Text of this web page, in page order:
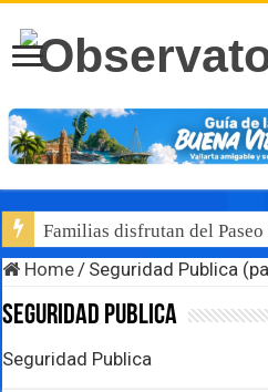
Familias disfrutan del
Home / Seguridad Publica
Seguridad Publica
Seguridad Publica